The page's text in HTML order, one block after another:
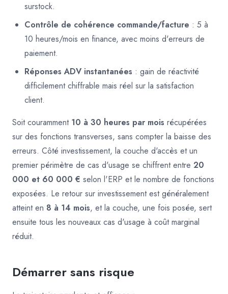
surstock.
Contrôle de cohérence commande/facture : 5 à
10 heures/mois en finance, avec moins d'erreurs de
paiement.
Réponses ADV instantanées : gain de réactivité
difficilement chiffrable mais réel sur la satisfaction
client.
Soit couramment 10 à 30 heures par mois récupérées
sur des fonctions transverses, sans compter la baisse des
erreurs. Côté investissement, la couche d'accès et un
premier périmètre de cas d'usage se chiffrent entre 20
000 et 60 000 € selon l'ERP et le nombre de fonctions
exposées. Le retour sur investissement est généralement
atteint en 8 à 14 mois, et la couche, une fois posée, sert
ensuite tous les nouveaux cas d'usage à coût marginal
réduit.
Démarrer sans risque